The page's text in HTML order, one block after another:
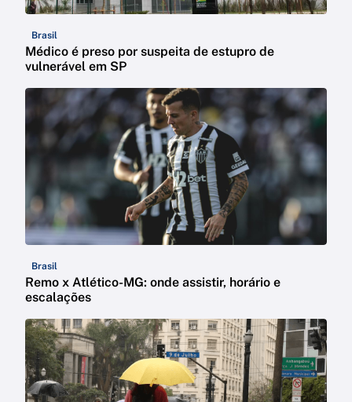
Brasil
Médico é preso por suspeita de estupro de
vulnerável em SP
Brasil
Remo x Atlético-MG: onde assistir, horário e
escalações